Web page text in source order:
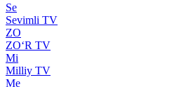
Se
Sevimli TV
ZO
ZO‘R TV
Mi
Milliy TV
Me